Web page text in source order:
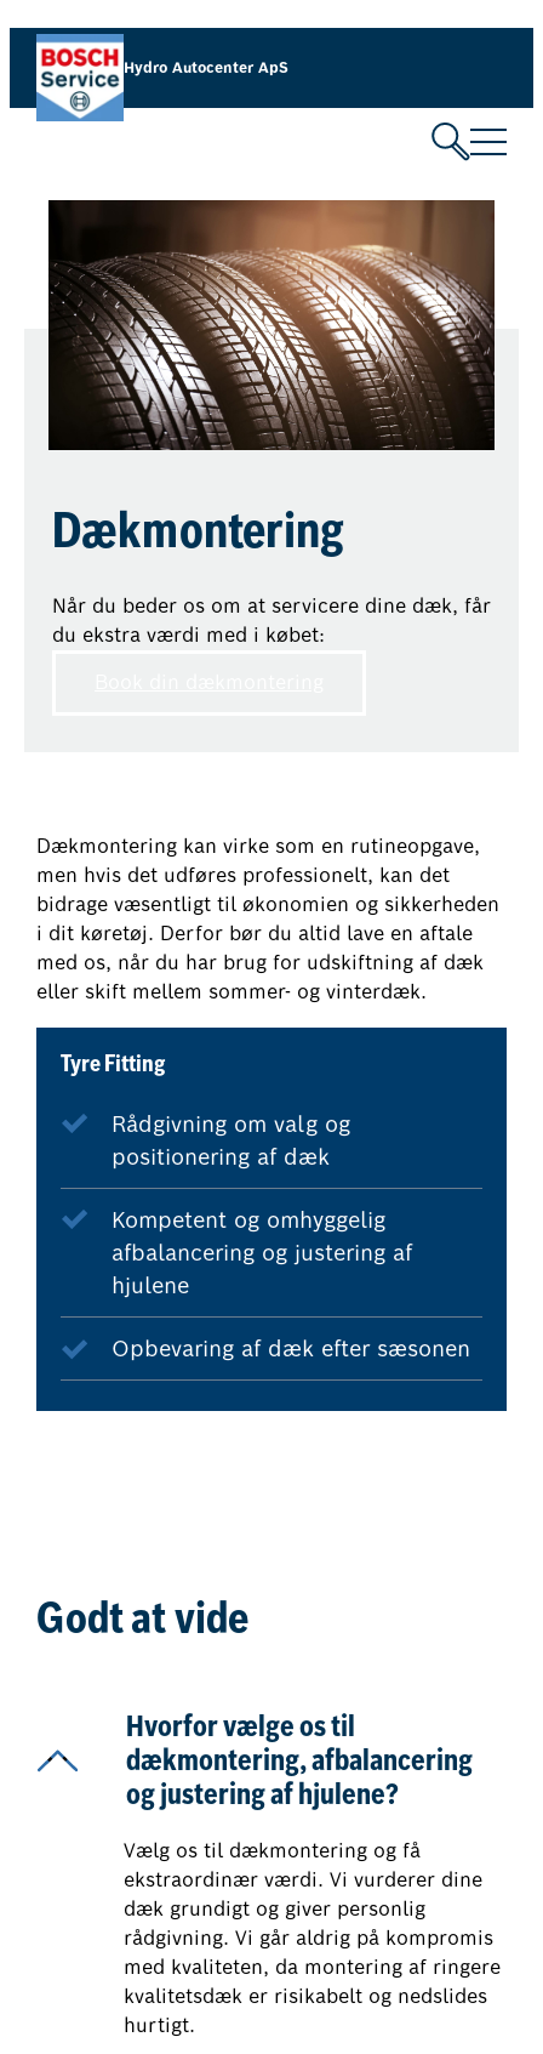
Hydro Autocenter ApS
Dækmontering
Når du beder os om at servicere dine dæk, får
du ekstra værdi med i købet:
Dækmontering kan virke som en rutineopgave,
men hvis det udføres professionelt, kan det
bidrage væsentligt til økonomien og sikkerheden
i dit køretøj. Derfor bør du altid lave en aftale
med os, når du har brug for udskiftning af dæk
eller skift mellem sommer- og vinterdæk.
Tyre Fitting
Rådgivning om valg og
positionering af dæk
Kompetent og omhyggelig
afbalancering og justering af
hjulene
Opbevaring af dæk efter sæsonen
Godt at vide
Hvorfor vælge os til
dækmontering, afbalancering
og justering af hjulene?
Vælg os til dækmontering og få
ekstraordinær værdi. Vi vurderer dine
dæk grundigt og giver personlig
rådgivning. Vi går aldrig på kompromis
med kvaliteten, da montering af ringere
kvalitetsdæk er risikabelt og nedslides
hurtigt.